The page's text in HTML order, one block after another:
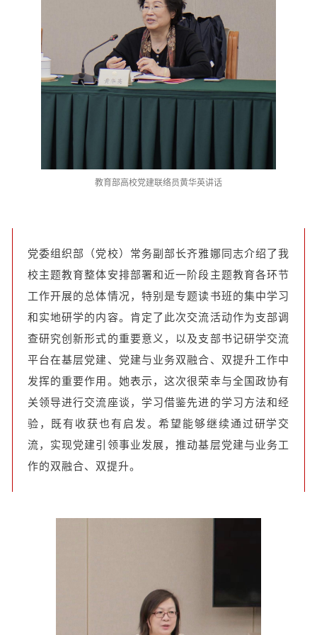
教育部高校党建联络员黄华英讲话
党委组织部（党校）常务副部长齐雅娜同志介绍了我
校主题教育整体安排部署和近一阶段主题教育各环节
工作开展的总体情况，特别是专题读书班的集中学习
和实地研学的内容。肯定了此次交流活动作为支部调
查研究创新形式的重要意义，以及支部书记研学交流
平台在基层党建、党建与业务双融合、双提升工作中
发挥的重要作用。她表示，这次很荣幸与全国政协有
关领导进行交流座谈，学习借鉴先进的学习方法和经
验，既有收获也有启发。希望能够继续通过研学交
流，实现党建引领事业发展，推动基层党建与业务工
作的双融合、双提升。